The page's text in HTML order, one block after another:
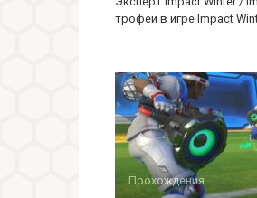
трофеи в игре Impact
Прохождения